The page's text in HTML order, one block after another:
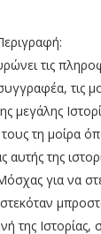
τις
τις
μεγάλης
τη μοίρα
της
για να
της